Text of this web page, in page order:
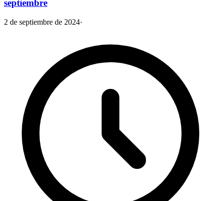
septiembre
2 de septiembre de 2024·